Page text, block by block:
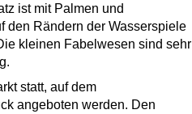
ist mit Palmen und
den Rändern der Wasserspiele
kleinen Fabelwesen sind sehr
statt, auf dem
angeboten werden. Den